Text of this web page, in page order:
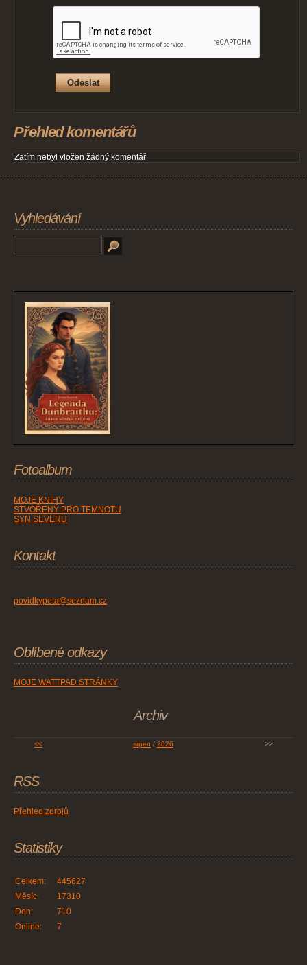
Přehled komentářů
Zatím nebyl vložen žádný komentář
Vyhledávání
Fotoalbum
MOJE KNIHY
STVOŘENÝ PRO TEMNOTU
SYN SEVERU
Kontakt
povidkypeta@seznam.cz
Oblíbené odkazy
MOJE WATTPAD STRÁNKY
Archiv
<< srpen / 2026 >>
RSS
Přehled zdrojů
Statistiky
Online: 7
Celkem:
445627
Měsíc:
17310
Den:
710